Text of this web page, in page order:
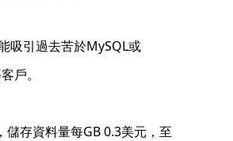
吸引過去苦於MySQL或
戶。
存資料量每GB 0.3美元，至